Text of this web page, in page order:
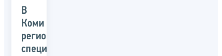
В
Коми
региональные
специалисты